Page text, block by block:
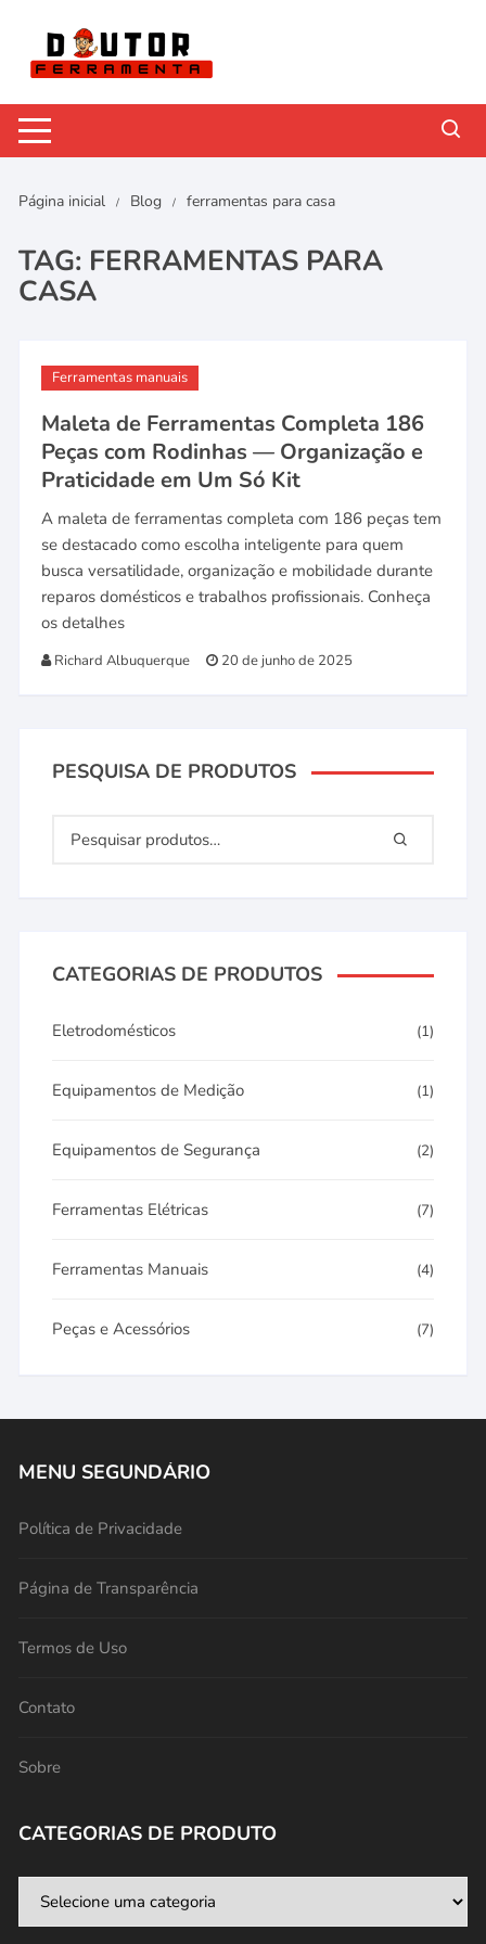
Página inicial Blog ferramentas para casa
TAG: FERRAMENTAS PARA
CASA
Ferramentas manuais
Maleta de Ferramentas Completa 186
Peças com Rodinhas — Organização e
Praticidade em Um Só Kit
A maleta de ferramentas completa com 186 peças tem
se destacado como escolha inteligente para quem
busca versatilidade, organização e mobilidade durante
reparos domésticos e trabalhos profissionais. Conheça
os detalhes
Richard Albuquerque 20 de junho de 2025
PESQUISA DE PRODUTOS
CATEGORIAS DE PRODUTOS
Eletrodomésticos (1)
Equipamentos de Medição (1)
Equipamentos de Segurança (2)
Ferramentas Elétricas (7)
Ferramentas Manuais (4)
Peças e Acessórios (7)
MENU SEGUNDÁRIO
Política de Privacidade
Página de Transparência
Termos de Uso
Contato
Sobre
CATEGORIAS DE PRODUTO